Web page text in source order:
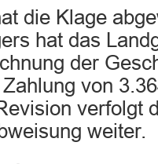
die Klage
hat das
der
von
verfolgt
weiter.